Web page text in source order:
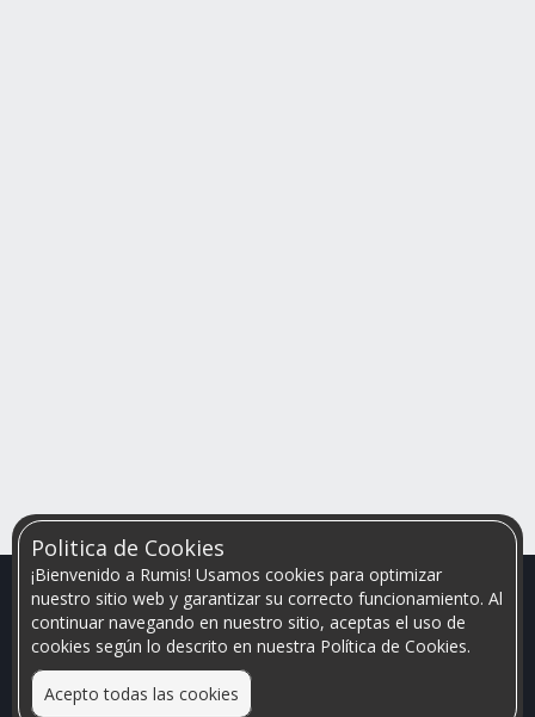
Politica de Cookies
¡Bienvenido a Rumis! Usamos cookies para optimizar
nuestro sitio web y garantizar su correcto funcionamiento. Al
continuar navegando en nuestro sitio, aceptas el uso de
cookies según lo descrito en nuestra Política de Cookies.
Acepto todas las cookies